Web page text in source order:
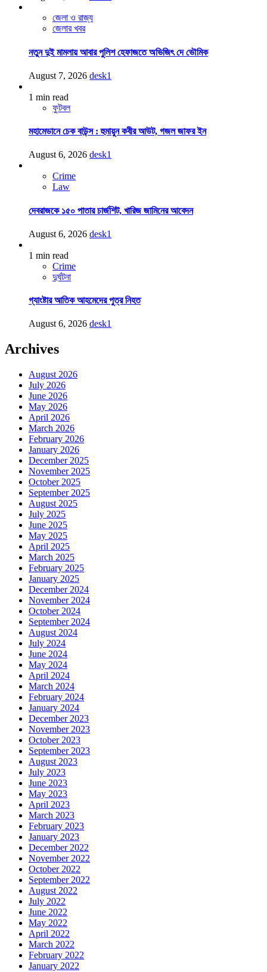
জেলা ও রাজ্য
জেলার খবর
নতুন দুই মামলায় আবার পুলিশ হেফাজতে অভিজিৎ দে ভৌমিক
August 7, 2026 desk1
1 min read
ফুটবল
মহামেডানে চেক বাউন্স : হুমায়ুন কবীর আউট, গজল জাফর ইন
August 6, 2026 desk1
Crime
Law
দেবরাজকে ১৫০ পাতার চার্জশিট, খারিজ জামিনের আবেদন
August 6, 2026 desk1
1 min read
Crime
দুর্ঘটনা
গ্যাংষ্টার আতিক আহমেদের পুত্র নিহত
August 6, 2026 desk1
Archives
August 2026
July 2026
June 2026
May 2026
April 2026
March 2026
February 2026
January 2026
December 2025
November 2025
October 2025
September 2025
August 2025
July 2025
June 2025
May 2025
April 2025
March 2025
February 2025
January 2025
December 2024
November 2024
October 2024
September 2024
August 2024
July 2024
June 2024
May 2024
April 2024
March 2024
February 2024
January 2024
December 2023
November 2023
October 2023
September 2023
August 2023
July 2023
June 2023
May 2023
April 2023
March 2023
February 2023
January 2023
December 2022
November 2022
October 2022
September 2022
August 2022
July 2022
June 2022
May 2022
April 2022
March 2022
February 2022
January 2022